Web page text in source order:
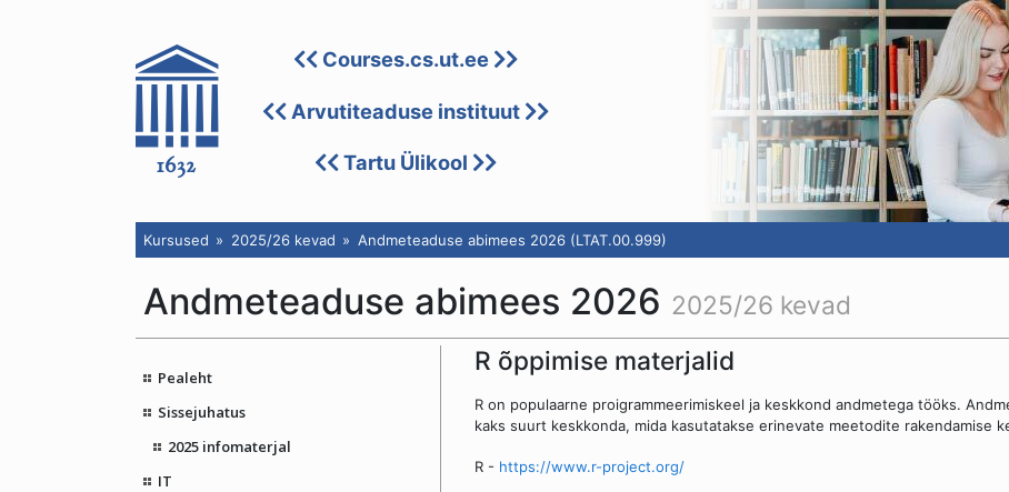
Courses.cs.ut.ee
Arvutiteaduse instituut
Tartu Ülikool
Kursused 2025/26 kevad Andmeteaduse abimees 2026 (LTAT.00.999)
Andmeteaduse abimees 2026 2025/26 kevad
Pealeht
Sissejuhatus
2025 infomaterjal
IT
R õppimise materjalid
R on populaarne proigrammeerimiskeel ja keskkond andmetega tööks.
kaks suurt keskkonda, mida kasutatakse erinevate meetodite rakendamise
R - https://www.r-project.org/